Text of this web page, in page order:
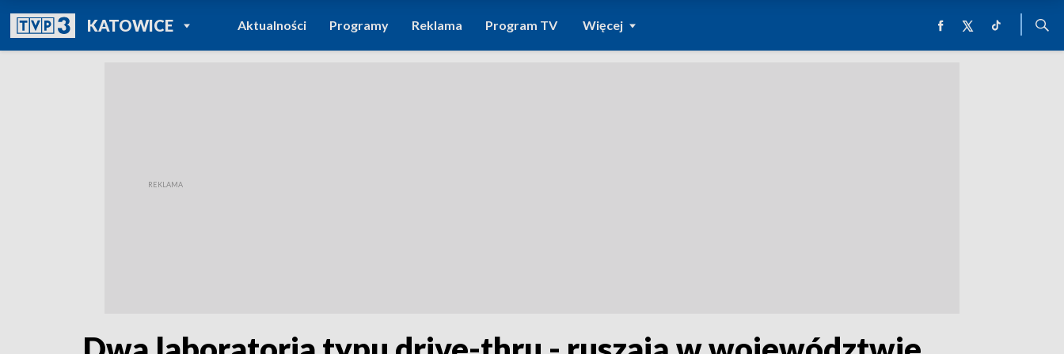
KATOWICEPOWRÓT DO
TVP REGIONY
Aktualności Programy Reklama Program TV Więcej